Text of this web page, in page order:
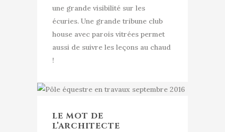
une grande visibilité sur les
écuries. Une grande tribune club
house avec parois vitrées permet
aussi de suivre les leçons au chaud
!
LE MOT DE
L’ARCHITECTE